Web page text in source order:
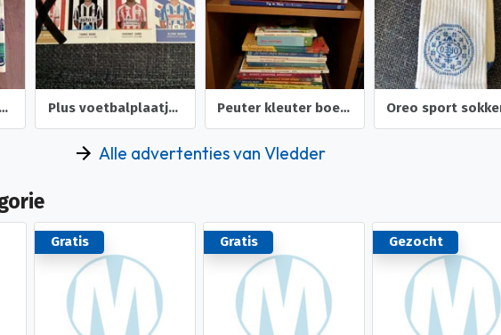
trein ( C. Hamilton Ellis ) Plus voetbalplaatjes 168 263 248 voetbal Plaatjes Peuter kleuter boek prentenboek voorleesboek kartonboek
Alle advertenties van Vledder
Gratis Gratis Gezocht